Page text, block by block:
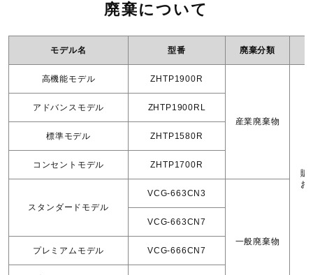
廃棄について
モデル名 型番 廃棄分類
高機能モデル ZHTP1900R
産業廃棄物
販
お
アドバンスモデル ZHTP1900RL
標準モデル ZHTP1580R
コンセントモデル ZHTP1700R
スタンダードモデル
VCG-663CN3
一般廃棄物
VCG-663CN7
プレミアムモデル VCG-666CN7